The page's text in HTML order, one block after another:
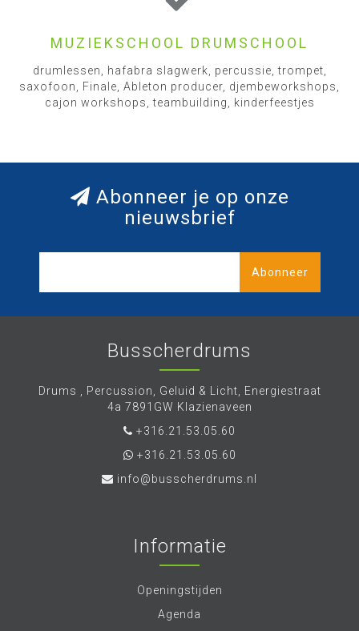
MUZIEKSCHOOL DRUMSCHOOL
drumlessen, hafabra slagwerk, percussie, trompet,
saxofoon, Finale, Ableton producer, djembeworkshops,
cajon workshops, teambuilding, kinderfeestjes
Abonneer je op onze
nieuwsbrief
Abonneer
Busscherdrums
Drums , Percussion, Geluid & Licht, Energiestraat
4a 7891GW Klazienaveen
+316.21.53.05.60
+316.21.53.05.60
info@busscherdrums.nl
Informatie
Openingstijden
Agenda